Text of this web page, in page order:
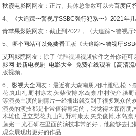
秋霞电影网网友：正片。具体总集数可以去百度问
4、
《大追踪〜警视厅SSBC强行犯系〜》2021年
青苹果影院网友：截止到2022，《大追踪〜警视厅
5、 哪个网站可以免费看正版《大追踪〜警视厅
艾玛影院网友：除了 优酷视频视频软件之外你还可
影网-最新电视剧_电影大全_免费在线观看【高清流
版视频。
6、 影视大全网友：最近有大森南朋,相叶雅纪,松下
花,丸山礼,野村康太,矢柴俊博,水岛凛,中村俊介,滨
等演员主演的剧情片一经播出就受到了很多观众的
演员的演技都是非常值得肯定的，我觉得大森南朋,
木雄也,足立梨花,丸山礼,野村康太,矢柴俊博,水岛凛
藤宪一,光石研在里面的演技非常的好，他能够去把
观众展现出更好的作品